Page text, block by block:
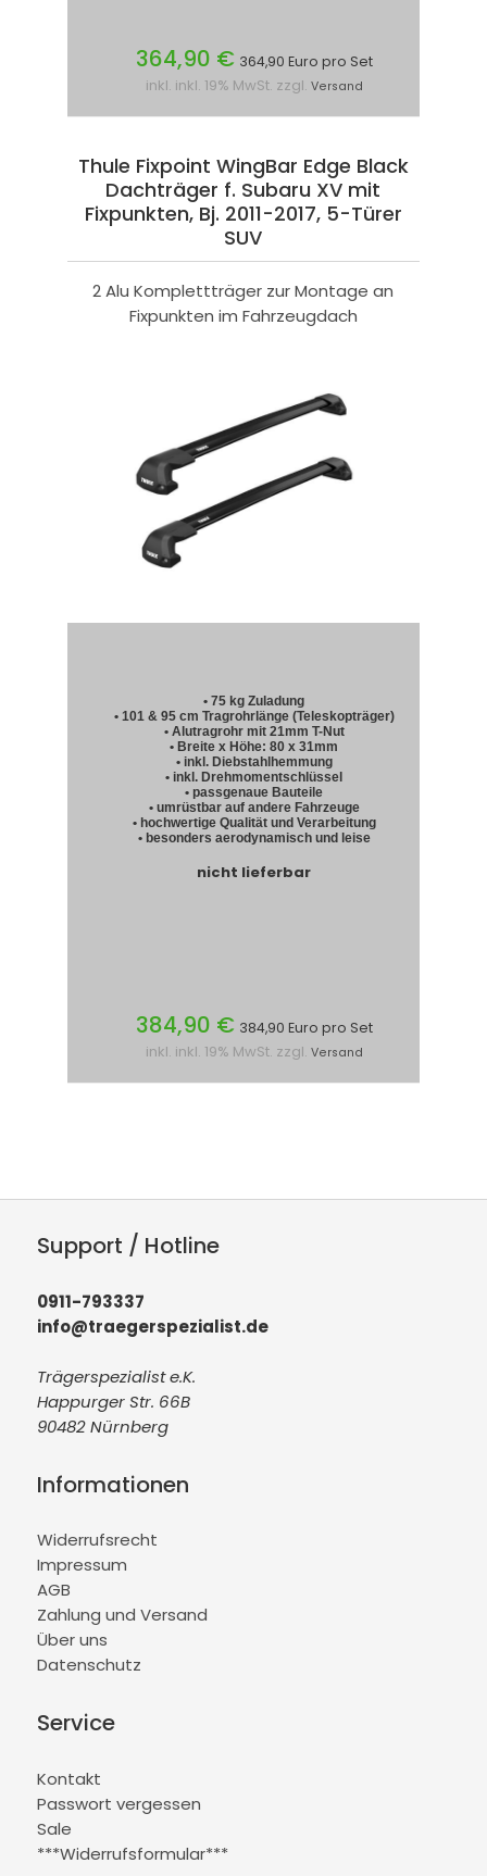
364,90 € 364,90 Euro pro Set
inkl. inkl. 19% MwSt. zzgl. Versand
Thule Fixpoint WingBar Edge Black
Dachträger f. Subaru XV mit
Fixpunkten, Bj. 2011-2017, 5-Türer
SUV
2 Alu Komplettträger zur Montage an
Fixpunkten im Fahrzeugdach
• 75 kg Zuladung
• 101 & 95 cm Tragrohrlänge (Teleskopträger)
• Alutragrohr mit 21mm T-Nut
• Breite x Höhe: 80 x 31mm
• inkl. Diebstahlhemmung
• inkl. Drehmomentschlüssel
• passgenaue Bauteile
• umrüstbar auf andere Fahrzeuge
• hochwertige Qualität und Verarbeitung
• besonders aerodynamisch und leise
nicht lieferbar
384,90 € 384,90 Euro pro Set
inkl. inkl. 19% MwSt. zzgl. Versand
Support / Hotline
0911-793337
info@traegerspezialist.de
Trägerspezialist e.K.
Happurger Str. 66B
90482 Nürnberg
Informationen
Widerrufsrecht
Impressum
AGB
Zahlung und Versand
Über uns
Datenschutz
Service
Kontakt
Passwort vergessen
Sale
***Widerrufsformular***